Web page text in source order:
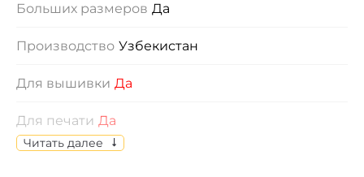
Больших размеров Да
Производство Узбекистан
Для вышивки Да
Для печати Да
Читать далее